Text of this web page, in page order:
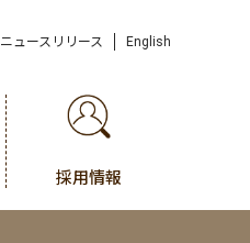
ニュースリリース English
採用情報